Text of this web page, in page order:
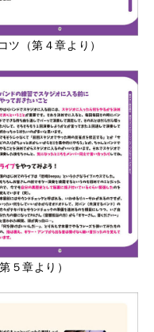
ツ（第４章より）
５章より）